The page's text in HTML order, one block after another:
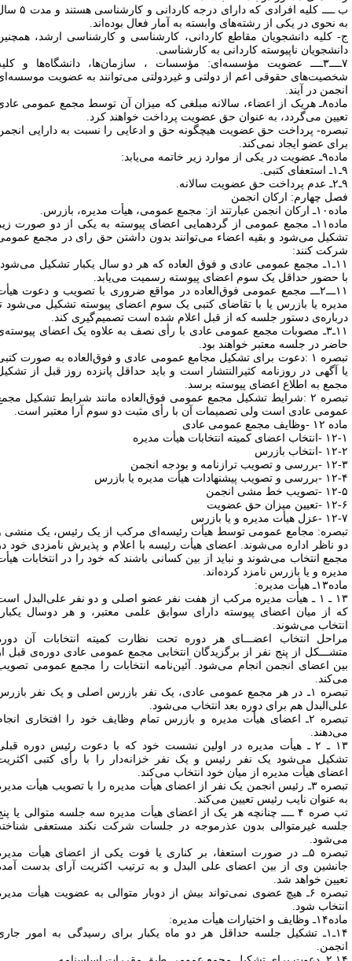
ب ــــ کلیه افرادی که دارای درجه کاردانی و کارشناسی هستند و مدت ۵ سال
نحوی در یکی از رشته‌های وابسته به آمار فعال بوده‌اند.
کلیه دانشجویان مقاطع کاردانی، کارشناسی و کارشناسی‌ ارشد، همچنین
ناپیوسته کاردانی به کارشناسی.
۷ــــ۳ــــ عضویت مؤسسه‌ای: مؤسسات ، سازمان‌ها، دانشگاه‌ها و کلیه
حقوقی اعم از دولتی و غیردولتی می‌توانند به عضویت موسسه‌ای
در آیند.
ماده۸ـ هریک از اعضاء، سالانه مبلغی که میزان آن توسط مجمع عمومی عادی
می‌گردد، به عنوان حق عضویت پرداخت خواهند کرد.
پرداخت حق عضویت هیچگونه حق و ادعایی را نسبت به دارایی انجمن
عضو ایجاد نمی‌کند.
در یکی از موارد زیر خاتمه می‌یابد:
چهارم: ارکان انجمن
عبارتند از: مجمع عمومی، هیأت مدیره، بازرس.
ماده۱۱ـ مجمع عمومی از گردهمایی اعضای پیوسته به یکی از دو صورت زیر
می‌شود و بقیه اعضاء می‌توانند بدون داشتن حق رای در مجمع عمومی
کنند:
۱۱ـ۱ـ مجمع عمومی عادی و فوق العاده که هر دو سال یکبار تشکیل می‌شود،
حضور حداقل یک سوم اعضای پیوسته رسمیت می‌یابد.
۱۱ـــ۲ـــ مجمع عمومی فوق‌العاده در مواقع ضروری با تصویب و دعوت هیأت
یا بازرس یا با تقاضای کتبی یک سوم اعضای پیوسته تشکیل می‌شود تا
دستور جلسه که از قبل اعلام شده است تصمیم‌گیری کند.
۱۱ـ۳ـ مصوبات مجمع عمومی عادی با رأی نصف به علاوه یک اعضای پیوسته‌ی
در جلسه معتبر خواهند بود.
تبصره ۱ :دعوت برای تشکیل مجامع عمومی عادی و فوق‌العاده به صورت کتبی
آگهی در روزنامه کثیرالنتشار است و باید حداقل پانزده روز قبل از تشکیل
به اطلاع اعضای پیوسته برسد.
تبصره ۲ :شرایط تشکیل مجمع عمومی فوق‌العاده مانند شرایط تشکیل مجمع
عادی است ولی تصمیمات آن با رأی مثبت دو سوم آرا معتبر است.
-وظایف مجمع عمومی عادی
اعضای کمیته انتخابات هیأت مدیره
-انتخاب بازرس
و تصویب ترازنامه و بودجه انجمن
تصویب پیشنهادات هیأت مدیره یا بازرس
خط مشی انجمن
میزان حق عضویت
هیأت مدیره و یا بازرس
مجامع عمومی توسط هیأت رئیسه‌ای مرکب از یک رئیس، یک منشی و
ناظر اداره می‌شوند. اعضای هیأت رئیسه با اعلام و پذیرش نامزدی خود در
انتخاب می‌شوند و نباید از بین کسانی باشند که خود را در انتخابات هیأت
و یا بازرس نامزد کرده‌اند.
هیأت مدیره:
۱۳ ـ ۱ ـ هیأت مدیره مرکب از هفت نفر عضو اصلی و دو نفر علی‌البدل است
از میان اعضای پیوسته دارای سوابق علمی معتبر، و هر دوسال یکبار،
می‌شوند.
انتخاب اعضـــای هر دوره تحت نظارت کمیته انتخابات آن دوره
از پنج نفر از برگزیدگان انتخابی مجمع عمومی عادی دوره‌ی قبل از
اعضای انجمن انجام می‌شود. آئین‌نامه انتخابات را مجمع عمومی تصویب
تبصره ۱ـ در هر مجمع عمومی عادی، یک نفر بازرس اصلی و یک نفر بازرس
هم برای دوره بعد انتخاب می‌شود.
تبصره ۲ـ اعضای هیأت مدیره و بازرس تمام وظایف خود را افتخاری انجام
۱۳ ـ ۲ ـ هیأت مدیره در اولین نشست خود که با دعوت رئیس دوره قبلی
می‌شود یک نفر رئیس و یک نفر خزانه‌دار را با رأی کتبی اکثریت
هیأت مدیره از میان خود انتخاب می‌کند.
تبصره ۳ـ رئیس انجمن یک نفر از اعضای هیأت مدیره را با تصویب هیأت مدیره
عنوان نایب رئیس تعیین می‌کند.
تب صره ۴ ــــ چنانچه هر یک از اعضای هیأت مدیره سه جلسه متوالی یا پنج
غیرمتوالی بدون عذرموجه در جلسات شرکت نکند مستعفی شناخته
تبصره ۵ــ در صورت استعفا، بر کناری یا فوت یکی از اعضای هیأت مدیره
وی از بین اعضای علی البدل و به ترتیب اکثریت آرای بدست آمده
خواهد شد.
تبصره ۶ـ هیچ عضوی نمی‌تواند بیش از دوبار متوالی به عضویت هیأت مدیره
شود.
و اختیارات هیأت مدیره:
۱۴ـ۱ـ تشکیل جلسه حداقل هر دو ماه یکبار برای رسیدگی به امور جاری